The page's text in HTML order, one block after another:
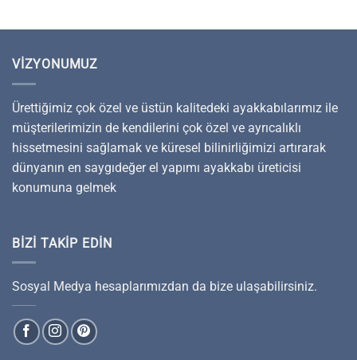
VIZYONUMUZ
Ürettiğimiz çok özel ve üstün kalitedeki ayakkabılarımız ile
müşterilerimizin de kendilerini çok özel ve ayrıcalıklı
hissetmesini sağlamak ve küresel bilinirliğimizi artırarak
dünyanın en saygıdeğer el yapımı ayakkabı üreticisi
konumuna gelmek
BIZI TAKIP EDIN
Sosyal Medya hesaplarımızdan da bize ulaşabilirsiniz.